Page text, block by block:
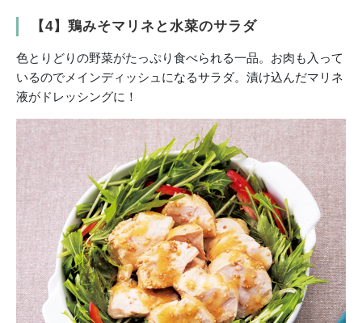
【4】鶏みそマリネと水菜のサラダ
色とりどりの野菜がたっぷり食べられる一品。お肉も入って
いるのでメインディッシュになるサラダ。漬け込んだマリネ
液がドレッシングに！